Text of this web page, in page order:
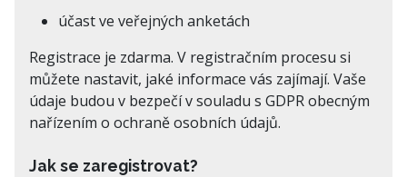
účast ve veřejných anketách
Registrace je zdarma. V registračním procesu si
můžete nastavit, jaké informace vás zajímají. Vaše
údaje budou v bezpečí v souladu s GDPR obecným
nařízením o ochraně osobních údajů.
Jak se zaregistrovat?